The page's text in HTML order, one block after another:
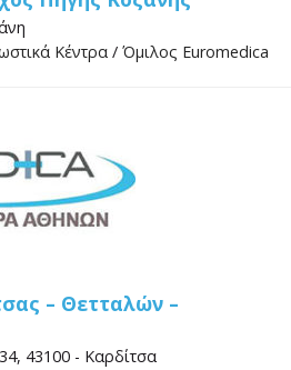
Κέντρα / Όμιλος Euromedica
– Θετταλών –
43100 - Καρδίτσα